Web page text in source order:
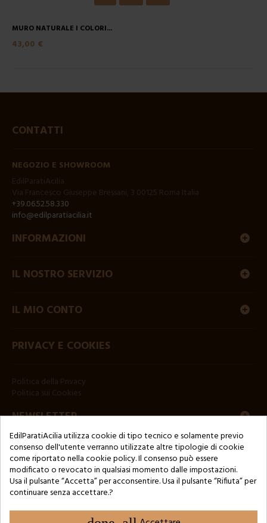
MURO NATURALE I COLORI...
43,00 €
CONTATTI
NEGOZIO E SHOWROOM
+39.06.52.58.330
info@edilparatiacilia.it
INFORMAZIONI
IL NOSTRO SERVIZIO
IL MIO CONTO
PRIVACY E COOKIES
NEWSLETTER
Copyright © 2024 by 3Enne s.r.l.s. P.IVA/C.F.: 13466181008
Numero di iscrizione REA: RM-1449325 - Registro delle Imprese di
Roma
EdilParatiAcilia utilizza cookie di tipo tecnico e solamente previo
consenso dell'utente verranno utilizzate altre tipologie di cookie
come riportato nella cookie policy. Il consenso può essere
modificato o revocato in qualsiasi momento dalle impostazioni.
Usa il pulsante “Accetta” per acconsentire. Usa il pulsante “Rifiuta” per
continuare senza accettare.?